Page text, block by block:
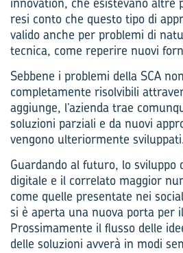
resi conto che questo tipo di
valido anche per problemi di
tecnica, come reperire nuovi
Sebbene i problemi della SCA
completamente risolvibili
aggiunge, l’azienda trae
soluzioni parziali e da nuovi
vengono ulteriormente
Guardando al futuro, lo sviluppo
digitale e il correlato maggior
come quelle presentate nei
si è aperta una nuova porta per
Prossimamente il flusso delle
delle soluzioni avverà in modi